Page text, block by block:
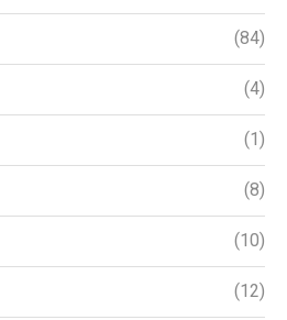
(84)
(4)
(1)
(8)
(10)
(12)